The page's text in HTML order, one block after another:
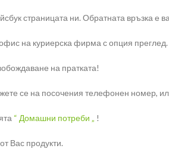
страницата ни. Обратната връзка е
на куриерска фирма с опция преглед.
на пратката!
се на посочения телефонен номер,
“ Домашни потреби „ !
Вас продукти.